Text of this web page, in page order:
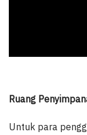
Ruang
Untuk para